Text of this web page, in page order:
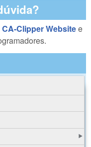
Clipper Websitee